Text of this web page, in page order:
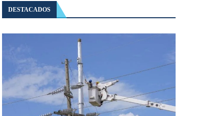
DESTACADOS